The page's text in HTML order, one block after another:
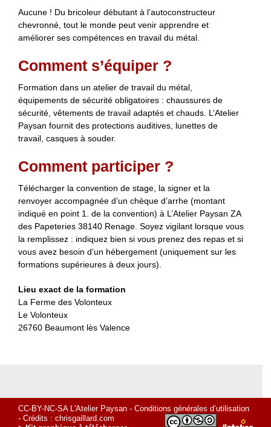
Aucune ! Du bricoleur débutant à l’autoconstructeur
chevronné, tout le monde peut venir apprendre et
améliorer ses compétences en travail du métal.
Comment s’équiper ?
Formation dans un atelier de travail du métal,
équipements de sécurité obligatoires : chaussures de
sécurité, vêtements de travail adaptés et chauds. L’Atelier
Paysan fournit des protections auditives, lunettes de
travail, casques à souder.
Comment participer ?
Télécharger la convention de stage, la signer et la
renvoyer accompagnée d’un chèque d’arrhe (montant
indiqué en point 1. de la convention) à L’Atelier Paysan ZA
des Papeteries 38140 Renage. Soyez vigilant lorsque vous
la remplissez : indiquez bien si vous prenez des repas et si
vous avez besoin d’un hébergement (uniquement sur les
formations supérieures à deux jours).
Lieu exact de la formation
La Ferme des Volonteux
Le Volonteux
26760 Beaumont lès Valence
CC-BY-NC-SA L'Atelier Paysan - Conditions générales d’utilisation
- Crédits : chrisgaillard.com